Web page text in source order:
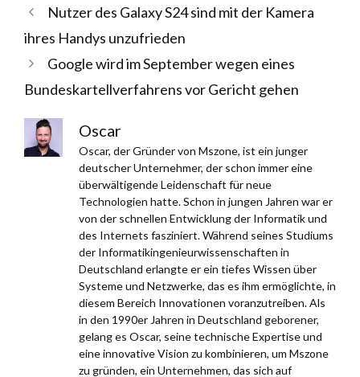
Nutzer des Galaxy S24 sind mit der Kamera
ihres Handys unzufrieden
Google wird im September wegen eines
Bundeskartellverfahrens vor Gericht gehen
Oscar
Oscar, der Gründer von Mszone, ist ein junger
deutscher Unternehmer, der schon immer eine
überwältigende Leidenschaft für neue
Technologien hatte. Schon in jungen Jahren war er
von der schnellen Entwicklung der Informatik und
des Internets fasziniert. Während seines Studiums
der Informatikingenieurwissenschaften in
Deutschland erlangte er ein tiefes Wissen über
Systeme und Netzwerke, das es ihm ermöglichte, in
diesem Bereich Innovationen voranzutreiben. Als
in den 1990er Jahren in Deutschland geborener,
gelang es Oscar, seine technische Expertise und
eine innovative Vision zu kombinieren, um Mszone
zu gründen, ein Unternehmen, das sich auf